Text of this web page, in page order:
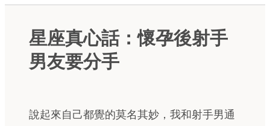
星座真心話：懷孕後射手
男友要分手
說起來自己都覺的莫名其妙，我和射手男通